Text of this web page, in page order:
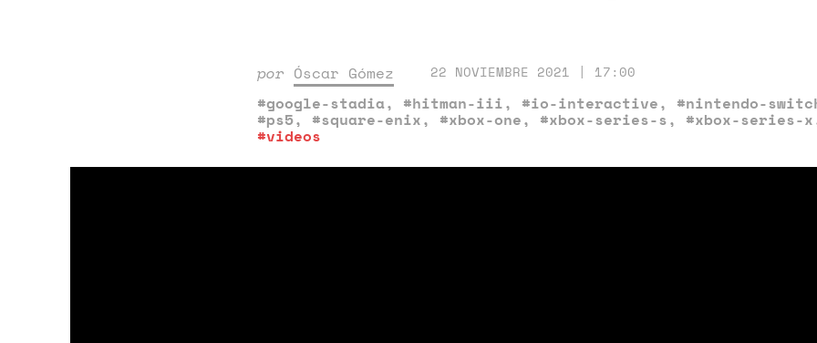
por Óscar Gómez 22 NOVIEMBRE 2021 | 17:00
#google-stadia, #hitman-iii, #io-interactive, #nintendo-
#ps5, #square-enix, #xbox-one, #xbox-series-s, #xbox-series-x
#videos